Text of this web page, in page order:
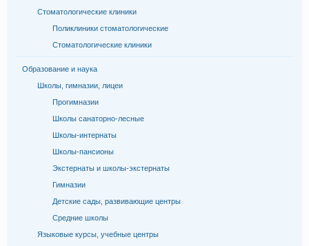
Стоматологические клиники
Поликлиники стоматологические
Стоматологические клиники
Образование и наука
Школы, гимназии, лицеи
Прогимназии
Школы санаторно-лесные
Школы-интернаты
Школы-пансионы
Экстернаты и школы-экстернаты
Гимназии
Детские сады, развивающие центры
Средние школы
Языковые курсы, учебные центры